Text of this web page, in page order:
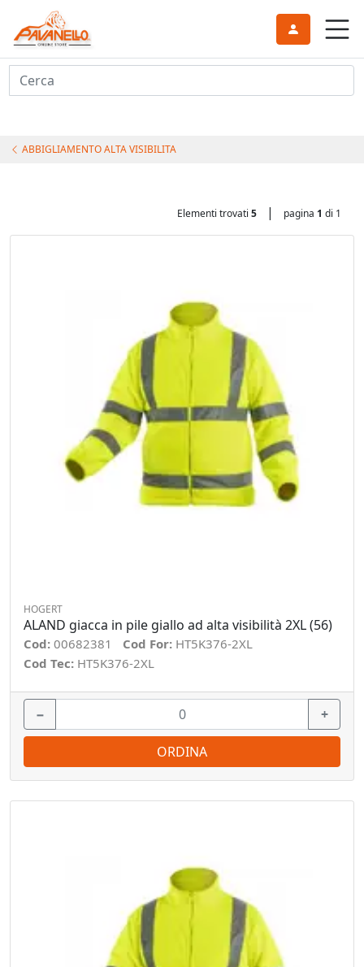
Cerca
ABBIGLIAMENTO ALTA VISIBILITA
Elementi trovati 5 | pagina 1 di 1
HOGERT
ALAND giacca in pile giallo ad alta visibilità 2XL (56)
Cod: 00682381 Cod For: HT5K376-2XL
Cod Tec: HT5K376-2XL
− +
ORDINA